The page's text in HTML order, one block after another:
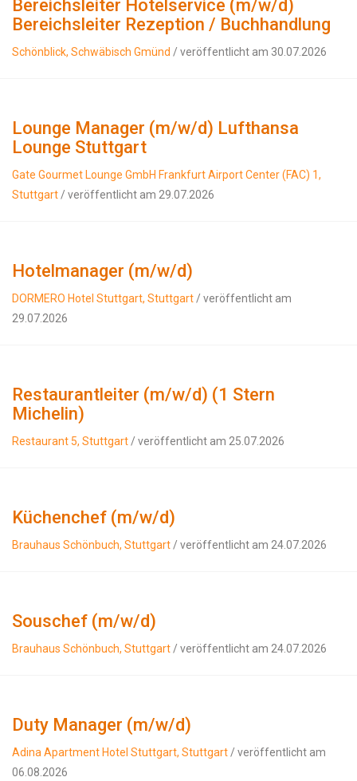
Bereichsleiter Hotelservice (m/w/d)
Bereichsleiter Rezeption / Buchhandlung
Schönblick, Schwäbisch Gmünd / veröffentlicht am 30.07.2026
Lounge Manager (m/w/d) Lufthansa
Lounge Stuttgart
Gate Gourmet Lounge GmbH Frankfurt Airport Center (FAC) 1,
Stuttgart / veröffentlicht am 29.07.2026
Hotelmanager (m/w/d)
DORMERO Hotel Stuttgart, Stuttgart / veröffentlicht am
29.07.2026
Restaurantleiter (m/w/d) (1 Stern
Michelin)
Restaurant 5, Stuttgart / veröffentlicht am 25.07.2026
Küchenchef (m/w/d)
Brauhaus Schönbuch, Stuttgart / veröffentlicht am 24.07.2026
Souschef (m/w/d)
Brauhaus Schönbuch, Stuttgart / veröffentlicht am 24.07.2026
Duty Manager (m/w/d)
Adina Apartment Hotel Stuttgart, Stuttgart / veröffentlicht am
06.08.2026